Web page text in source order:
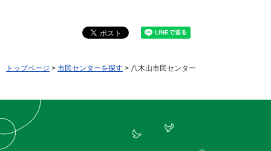
トップページ > 市民センターを探す > 八木山市民センター